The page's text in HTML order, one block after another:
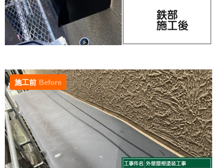
施工前 Before